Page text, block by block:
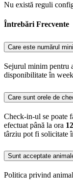
Nu există reguli
Întrebări Frecvente
Care este numărul
Sejurul minim pentru
disponibilitate în
Care sunt orele de
Check-in-ul se poate
efectuat până la ora
târziu pot fi solicitate
Sunt acceptate
Politica privind